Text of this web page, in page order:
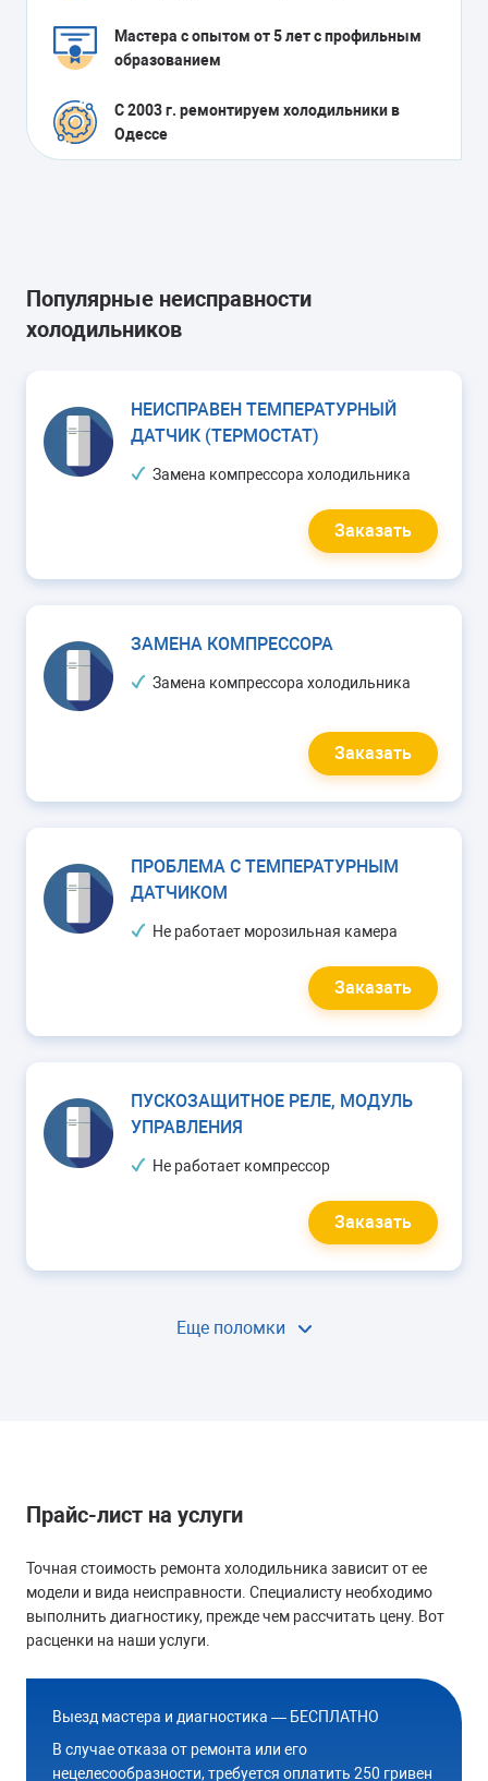
Мастера с опытом от 5 лет с профильным
образованием
С 2003 г. ремонтируем холодильники в
Одессе
Популярные неисправности
холодильников
НЕИСПРАВЕН ТЕМПЕРАТУРНЫЙ
ДАТЧИК (ТЕРМОСТАТ)
Замена компрессора холодильника
Заказать
ЗАМЕНА КОМПРЕССОРА
Замена компрессора холодильника
Заказать
ПРОБЛЕМА С ТЕМПЕРАТУРНЫМ
ДАТЧИКОМ
Не работает морозильная камера
Заказать
ПУСКОЗАЩИТНОЕ РЕЛЕ, МОДУЛЬ
УПРАВЛЕНИЯ
Не работает компрессор
Заказать
УТЕЧКА ХЛАДАГЕНТА
Вода под холодильником
Еще поломки
Прайс-лист на услуги
Точная стоимость ремонта холодильника зависит от ее
модели и вида неисправности. Специалисту необходимо
выполнить диагностику, прежде чем рассчитать цену. Вот
расценки на наши услуги.
Выезд мастера и диагностика — БЕСПЛАТНО
В случае отказа от ремонта или его
нецелесообразности, требуется оплатить 250 гривен